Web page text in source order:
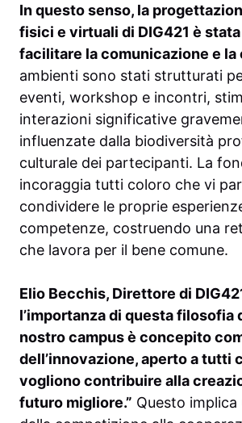
In questo senso, la
fisici e virtuali di DIG421 è
facilitare la comunicazione e la
ambienti sono stati strutturati
eventi, workshop e incontri,
interazioni significative
influenzate dalla biodiversità
culturale dei partecipanti. La
incoraggia tutti coloro che vi
condividere le proprie
competenze, costruendo una
che lavora per il bene comune.
Elio Becchis, Direttore di
l’importanza di questa filosofia
nostro campus è concepito
dell’innovazione, aperto a tutti
vogliono contribuire alla
futuro migliore.” Questo implica